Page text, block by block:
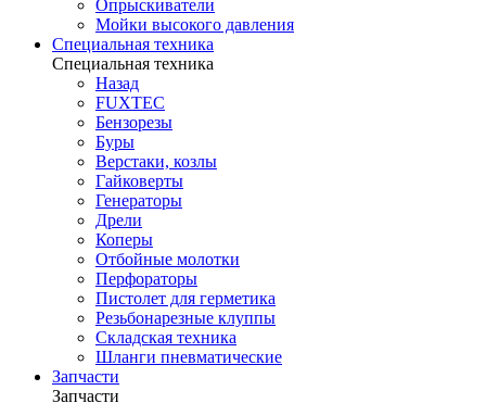
Опрыскиватели
Мойки высокого давления
Специальная техника
Специальная техника
Назад
FUXTEC
Бензорезы
Буры
Верстаки, козлы
Гайковерты
Генераторы
Дрели
Коперы
Отбойные молотки
Перфораторы
Пистолет для герметика
Резьбонарезные клуппы
Складская техника
Шланги пневматические
Запчасти
Запчасти